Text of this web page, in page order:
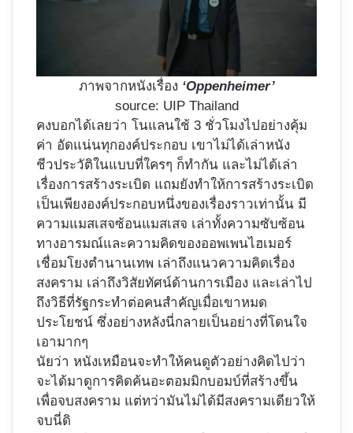
ภาพจากหนังเรื่อง ‘Oppenheimer’
source: UIP Thailand
คงบอกได้เลยว่า โนแลนใช้ 3 ชั่วโมงไปอย่างคุ้ม
ค่า อัดแน่นทุกองค์ประกอบ เขาไม่ได้เล่าหนัง
ชีวประวัติในแบบที่ใครๆ ก็ทำกัน และไม่ได้เล่า
เรื่องการสร้างระเบิด แถมยังทำให้การสร้างระเบิด
เป็นเพียงองค์ประกอบหนึ่งของเรื่องราวเท่านั้น มี
ความแมสเสจซ้อนแมสเสจ เล่าทั้งความซับซ้อน
ทางอารมณ์และความคิดของออพเพนไฮเมอร์
เชื่อมโยงตำนานเทพ เล่าถึงแนวความคิดเรื่อง
สงคราม เล่าถึงวิสัยทัศน์ด้านการเมือง และเล่าไป
ถึงวิธีที่รัฐกระทำต่อคนสำคัญเมื่อเขาหมด
ประโยชน์ ซึ่งอย่างหลังนี่กลายเป็นอย่างที่โดนใจ
เอามากๆ
นัยว่า หนังเหมือนจะทำให้คนดูตัวอย่างคิดไปว่า
จะได้มาดูการคิดค้นอะตอมมิกบอมบ์ที่สร้างขึ้น
เพื่อจบสงคราม แต่ทว่ามันไม่ได้มีสงครามเดียวให้
จบนี่ดิ